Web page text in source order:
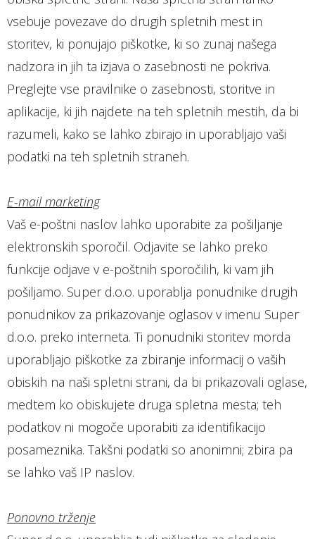
vsebuje povezave do drugih spletnih mest in
storitev, ki ponujajo piškotke, ki so zunaj našega
nadzora in jih ta izjava o zasebnosti ne pokriva.
Preglejte vse pravilnike o zasebnosti, storitve in
aplikacije, ki jih najdete na teh spletnih mestih, da bi
razumeli, kako se lahko zbirajo in uporabljajo vaši
podatki na teh spletnih straneh.
E-mail marketing
Vaš e-poštni naslov lahko uporabite za pošiljanje
elektronskih sporočil. Odjavite se lahko preko
funkcije odjave v e-poštnih sporočilih, ki vam jih
pošiljamo. Super d.o.o. uporablja ponudnike drugih
ponudnikov za prikazovanje oglasov v imenu Super
d.o.o. preko interneta. Ti ponudniki storitev morda
uporabljajo piškotke za zbiranje informacij o vaših
obiskih na naši spletni strani, da bi prikazovali oglase,
medtem ko obiskujete druga spletna mesta; teh
podatkov ni mogoče uporabiti za identifikacijo
posameznika. Takšni podatki so anonimni; zbira pa
se lahko vaš IP naslov.
Ponovno trženje